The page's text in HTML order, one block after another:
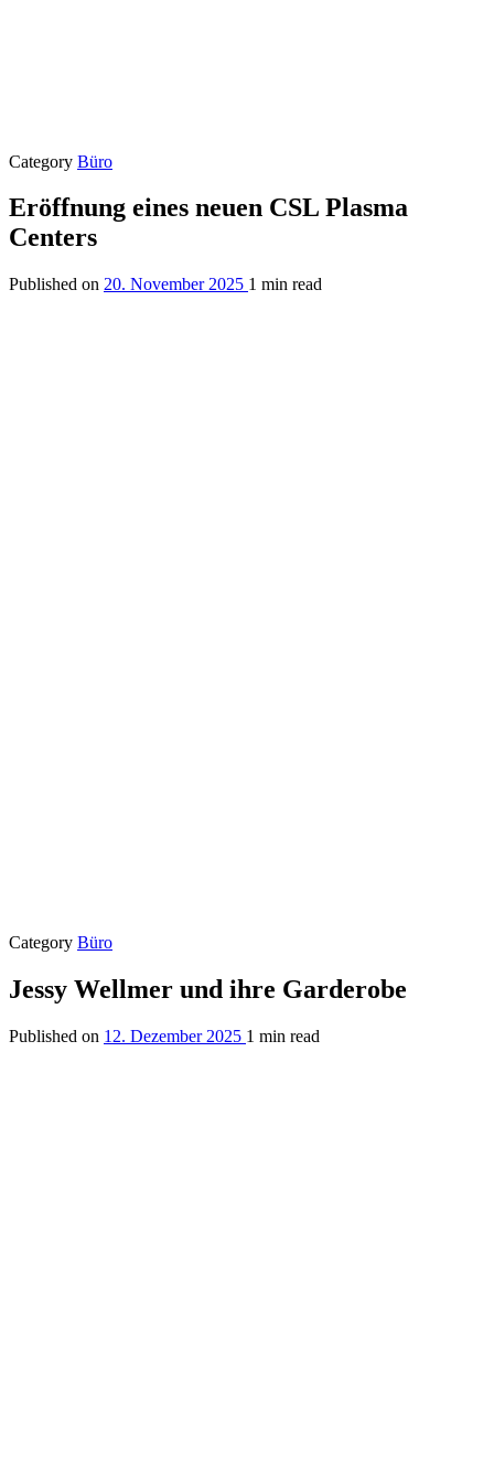
Category Büro
Eröffnung eines neuen CSL Plasma
Centers
Published on 20. November 2025 1 min read
Category Büro
Jessy Wellmer und ihre Garderobe
Published on 12. Dezember 2025 1 min read